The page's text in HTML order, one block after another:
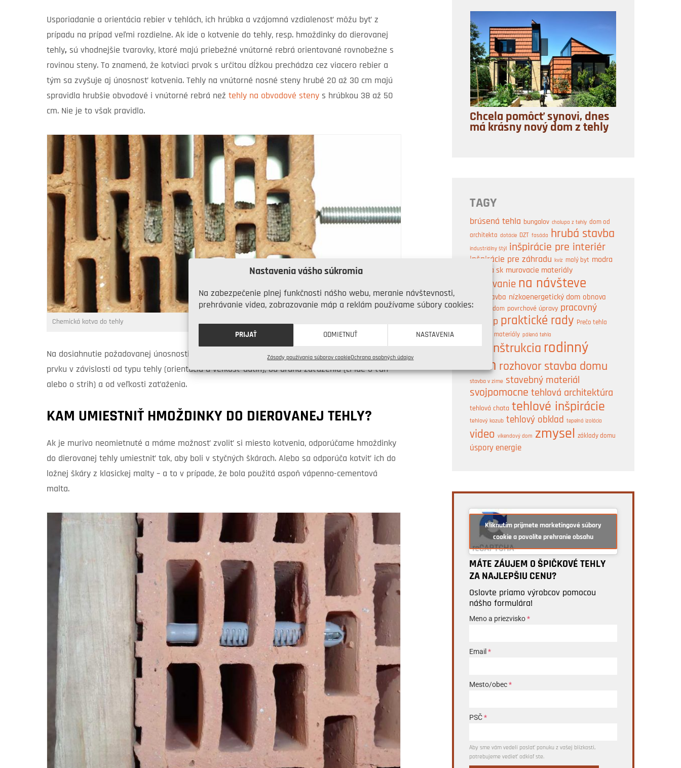
Nastavenia vášho súkromia
Na zabezpečenie plnej funkčnosti nášho webu, meranie návštevnosti,
prehrávanie videa, zobrazovanie máp a reklám používame súbory cookies:
PRIJAŤ ODMIETNUŤ NASTAVENIA
Zásady používania súborov cookieOchrana osobných údajov
Usporiadanie a orientácia rebier v tehlách, ich hrúbka a vzájomná vzdialenosť môžu byť z
prípadu na prípad veľmi rozdielne. Ak ide o kotvenie do tehly, resp. hmoždinky do dierovanej
tehly, sú vhodnejšie tvarovky, ktoré majú priebežné vnútorné rebrá orientované rovnobežne s
rovinou steny. To znamená, že kotviaci prvok s určitou dĺžkou prechádza cez viacero rebier a
tým sa zvyšuje aj únosnosť kotvenia. Tehly na vnútorné nosné steny hrubé 20 až 30 cm majú
spravidla hrubšie obvodové i vnútorné rebrá než tehly na obvodové steny s hrúbkou 38 až 50
cm. Nie je to však pravidlo.
Chemická kotva do tehly
Na dosiahnutie požadovanej únosnosti je dôležité vybrať si správny typ a priemer kotviaceho
prvku v závislosti od typu tehly (orientácia a veľkosť dutín), od druhu zaťaženia (či ide o ťah
alebo o strih) a od veľkosti zaťaženia.
KAM UMIESTNIŤ HMOŽDINKY DO DIEROVANEJ TEHLY?
Ak je murivo neomietnuté a máme možnosť zvoliť si miesto kotvenia, odporúčame hmoždinky
do dierovanej tehly umiestniť tak, aby boli v styčných škárach. Alebo sa odporúča kotviť ich do
ložnej škáry z klasickej malty – a to v prípade, že bola použitá aspoň vápenno-cementová
malta.
Chcela pomôcť synovi, dnes
má krásny nový dom z tehly
TAGY
brúsená tehla bungalov chalupa z tehly dom od
architekta dotácie DZT fasáda hrubá stavba
industriálny štýl inšpirácie pre interiér
inšpirácie pre záhradu kvíz malý byt modra
strecha sk murovacie materiály
murovanie na návšteve
novostavba nízkoenergetický dom obnova
pasívny dom povrchové úpravy pracovný
postup praktické rady Prečo tehla
prírodné materiály pálená tehla
rekonštrukcia rodinný
dom rozhovor stavba domu
stavba v zime stavebný materiál
svojpomocne tehlová architektúra
tehlová chata tehlové inšpirácie
tehlový kozub tehlový obklad tepelná izolácia
video víkendový dom zmysel základy domu
úspory energie
Kliknutím prijmete marketingové súbory
cookie a povolíte prehranie obsahu
MÁTE ZÁUJEM O ŠPIČKOVÉ TEHLY
ZA NAJLEPŠIU CENU?
Oslovte priamo výrobcov pomocou
nášho formulára!
Meno a priezvisko*
Email *
Mesto/obec*
PSČ*
Aby sme vám vedeli poslať ponuku z vašej blízkosti,
potrebujeme vedieť odkiaľ ste.